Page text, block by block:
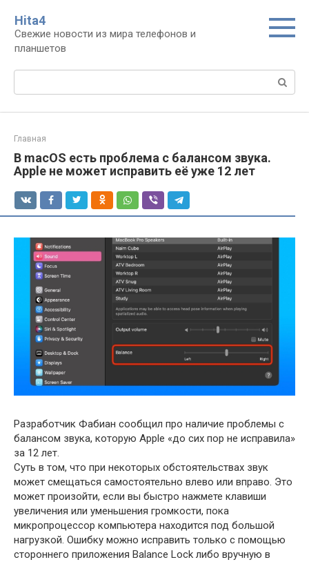
контенту
Нita4
Свежие новости из мира телефонов и
планшетов
Поиск:
Главная
В macOS есть проблема с балансом звука.
Apple не может исправить её уже 12 лет
Разработчик Фабиан сообщил про наличие проблемы с
балансом звука, которую Apple «до сих пор не исправила»
за 12 лет.
Суть в том, что при некоторых обстоятельствах звук
может смещаться самостоятельно влево или вправо. Это
может произойти, если вы быстро нажмете клавиши
увеличения или уменьшения громкости, пока
микропроцессор компьютера находится под большой
нагрузкой. Ошибку можно исправить только с помощью
стороннего приложения Balance Lock либо вручную в